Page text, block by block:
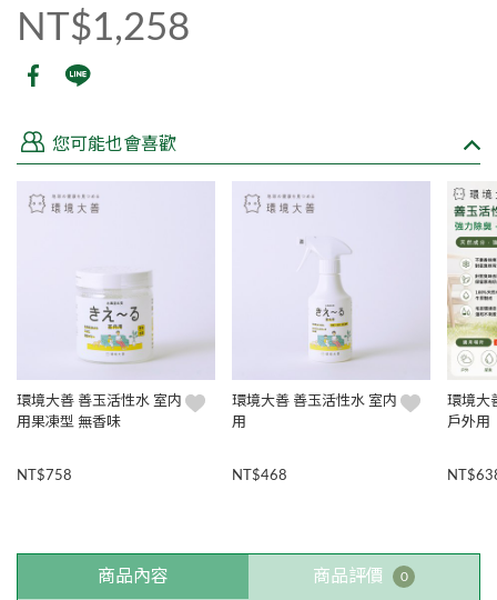
NT$1,258
您可能也會喜歡
環境大善 善玉活性水 室内
用果凍型 無香味
NT$758
環境大善 善玉活性水 室内
用
NT$468
環境大
戶外用
商品內容 商品評價 0